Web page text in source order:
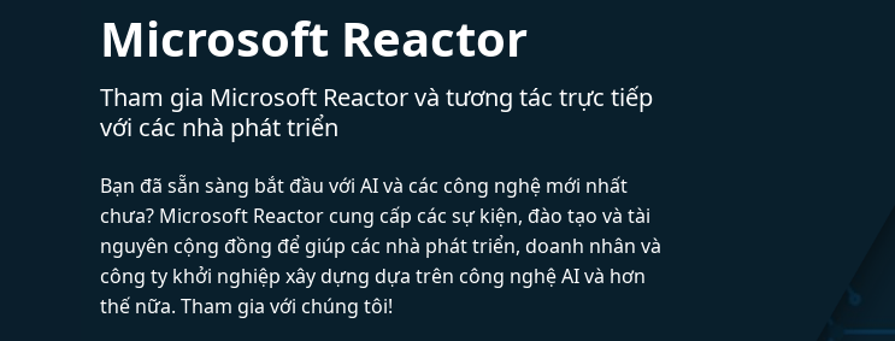
Microsoft Reactor
Tham gia Microsoft Reactor và tương tác trực tiếp
với các nhà phát triển
Bạn đã sẵn sàng bắt đầu với AI và các công nghệ mới nhất
chưa? Microsoft Reactor cung cấp các sự kiện, đào tạo và tài
nguyên cộng đồng để giúp các nhà phát triển, doanh nhân và
công ty khởi nghiệp xây dựng dựa trên công nghệ AI và hơn
thế nữa. Tham gia với chúng tôi!